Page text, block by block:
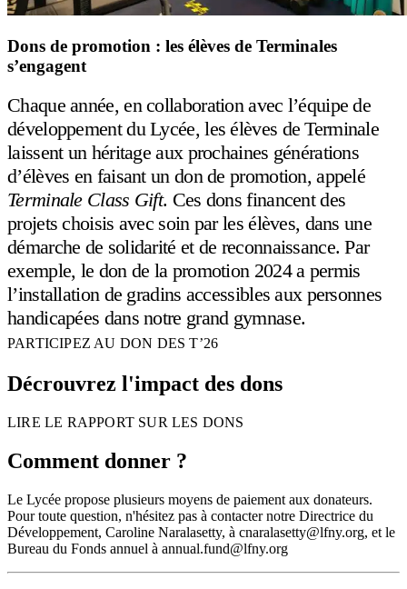
Actualités & événements
Communauté
Dons
Dons de promotion : les élèves de Terminales
s’engagent
Chaque année, en collaboration avec l’équipe de
développement du Lycée, les élèves de Terminale
laissent un héritage aux prochaines générations
d’élèves en faisant un don de promotion, appelé
Terminale Class Gift. Ces dons financent des
projets choisis avec soin par les élèves, dans une
démarche de solidarité et de reconnaissance. Par
exemple, le don de la promotion 2024 a permis
l’installation de gradins accessibles aux personnes
handicapées dans notre grand gymnase.
PARTICIPEZ AU DON DES T’26
Décrouvrez l'impact des dons
LIRE LE RAPPORT SUR LES DONS
Comment donner ?
Le Lycée propose plusieurs moyens de paiement aux donateurs.
Pour toute question, n'hésitez pas à contacter notre Directrice du
Développement, Caroline Naralasetty, à cnaralasetty@lfny.org, et le
Bureau du Fonds annuel à annual.fund@lfny.org